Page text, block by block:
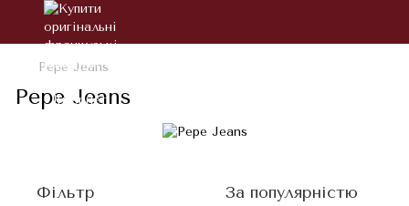
Pepe Jeans
Pepe Jeans
Фільтр За популярністю